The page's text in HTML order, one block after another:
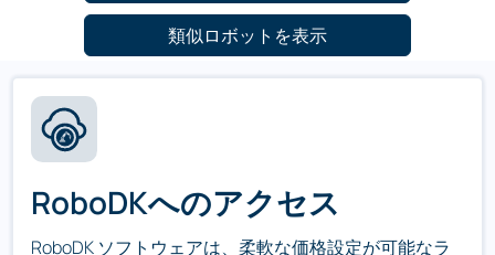
類似ロボットを表示
RoboDKへのアクセス
RoboDK ソフトウェアは、柔軟な価格設定が可能なラ